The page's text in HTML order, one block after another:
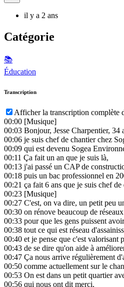
il y a 2 ans
Catégorie
📚
Éducation
Transcription
Afficher la transcription complète
00:00 [Musique]
00:03 Bonjour, Jesse Charpentier, 34
00:06 je suis chef de chantier chez
00:09 qui est devenu Sogea
00:11 Ça fait un an que je suis là,
00:13 j'ai passé un CAP de
00:18 puis un bac professionnel en
00:21 ça fait 6 ans que je suis chef de
00:23 [Musique]
00:27 C'est, on va dire, un petit peu
00:30 on rénove beaucoup de
00:33 pour que les gens puissent
00:38 tout ce qui est réseau
00:40 et je pense que c'est valorisant
00:43 de se dire qu'on aide à
00:47 Ça nous arrive régulièrement
00:50 comme actuellement sur le
00:53 On est dans un petit quartier
00:56 qui nous ont dit merci,